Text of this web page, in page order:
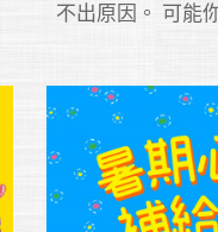
不出原因。 可能
實並非如此，他
的人、別的事引
因不是他，而是